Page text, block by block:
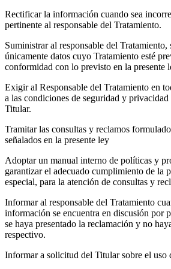
Rectificar la información cuando sea
pertinente al responsable del Tratamiento.
Suministrar al responsable del Tratamiento,
únicamente datos cuyo Tratamiento esté
conformidad con lo previsto en la presente
Exigir al Responsable del Tratamiento en
a las condiciones de seguridad y
Titular.
Tramitar las consultas y reclamos
señalados en la presente ley
Adoptar un manual interno de políticas y
garantizar el adecuado cumplimiento de la
especial, para la atención de consultas y
Informar al responsable del Tratamiento
información se encuentra en discusión por
se haya presentado la reclamación y no
respectivo.
Informar a solicitud del Titular sobre el uso